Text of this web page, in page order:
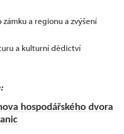
a regionu a zvýšení
a kulturní dědictví
hospodářského dvora